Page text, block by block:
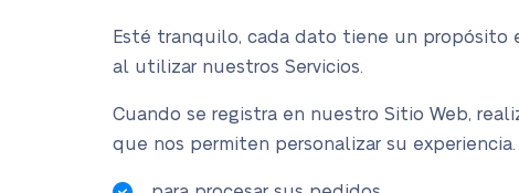
Esté tranquilo, cada dato tiene un propósito
al utilizar nuestros Servicios.
Cuando se registra en nuestro Sitio Web,
que nos permiten personalizar su